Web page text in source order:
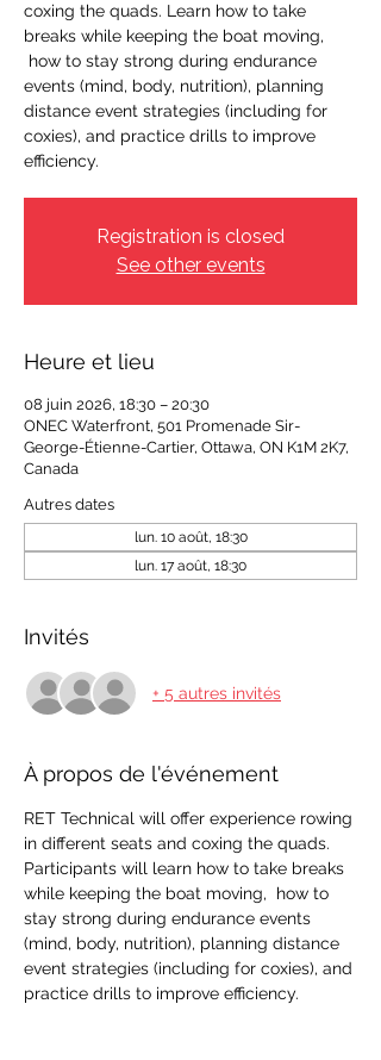
coxing the quads. Learn how to take
breaks while keeping the boat moving,
how to stay strong during endurance
events (mind, body, nutrition), planning
distance event strategies (including for
coxies), and practice drills to improve
efficiency.
Registration is closed
See other events
Heure et lieu
08 juin 2026, 18:30 – 20:30
ONEC Waterfront, 501 Promenade Sir-
George-Étienne-Cartier, Ottawa, ON K1M 2K7,
Canada
Autres dates
lun. 10 août, 18:30
lun. 17 août, 18:30
Invités
+ 5 autres invités
À propos de l'événement
RET Technical will offer experience rowing
in different seats and coxing the quads.
Participants will learn how to take breaks
while keeping the boat moving,  how to
stay strong during endurance events
(mind, body, nutrition), planning distance
event strategies (including for coxies), and
practice drills to improve efficiency.